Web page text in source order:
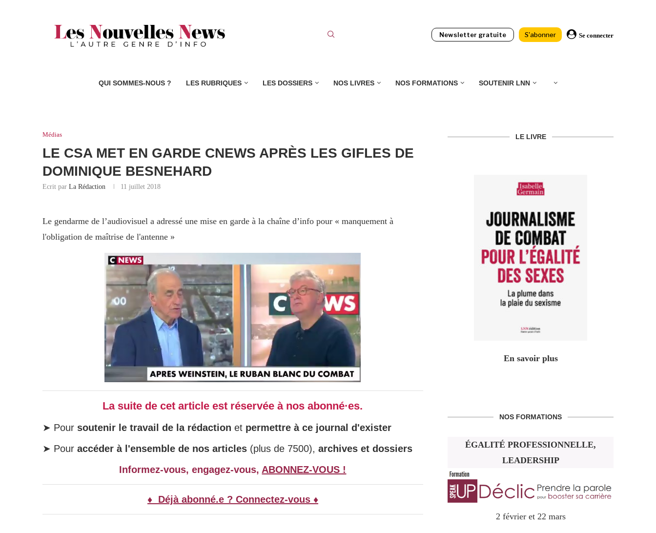
Newsletter gratuite S'abonner Se connecter
QUI SOMMES-NOUS ? LES RUBRIQUES LES DOSSIERS NOS LIVRES NOS FORMATIONS SOUTENIR LNN
Médias
LE CSA MET EN GARDE CNEWS APRÈS LES GIFLES DE
DOMINIQUE BESNEHARD
Ecrit par La Rédaction 11 juillet 2018
Le gendarme de l’audiovisuel a adressé une mise en garde à la chaîne d’info pour « manquement à
l'obligation de maîtrise de l'antenne »
La suite de cet article est réservée à nos abonné·es.
➤ Pour soutenir le travail de la rédaction et permettre à ce journal d'exister
➤ Pour accéder à l'ensemble de nos articles (plus de 7500), archives et dossiers
Informez-vous, engagez-vous, ABONNEZ-VOUS !
♦ Déjà abonné.e ? Connectez-vous ♦
LE LIVRE
En savoir plus
NOS FORMATIONS
ÉGALITÉ PROFESSIONNELLE,
LEADERSHIP
2 février et 22 mars